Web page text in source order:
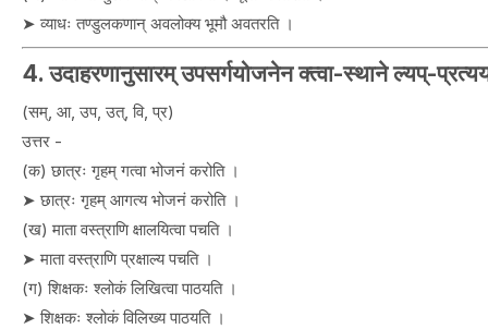
➤ व्याधः तण्डुलकणान् अवलोक्य भूमौ अवतरति ।
4. उदाहरणानुसारम् उपसर्गयोजनेन क्त्वा-स्थाने ल्यप्-
(सम्, आ, उप, उत्, वि, प्र)
उत्तर -
(क) छात्रः गृहम् गत्वा भोजनं करोति ।
➤ छात्रः गृहम् आगत्य भोजनं करोति ।
(ख) माता वस्त्राणि क्षालयित्वा पचति ।
➤ माता वस्त्राणि प्रक्षाल्य पचति ।
(ग) शिक्षकः श्लोकं लिखित्वा पाठयति ।
➤ शिक्षकः श्लोकं विलिख्य पाठयति ।